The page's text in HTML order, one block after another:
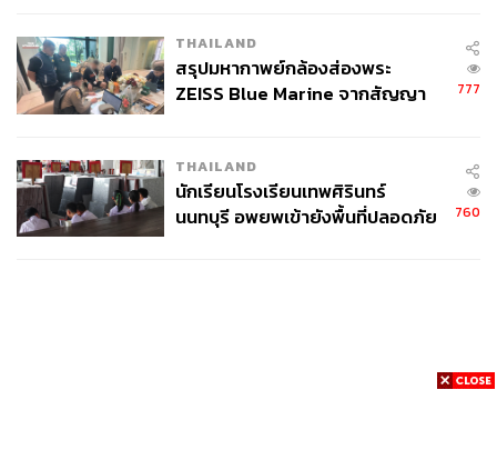
THAILAND
สรุปมหากาพย์กล้องส่องพระ
ZEISS Blue Marine จากสัญญา
จ่ายหนี้-แอบระบุแบรนด์
777
THAILAND
นักเรียนโรงเรียนเทพศิรินทร์
นนทบุรี อพยพเข้ายังพื้นที่ปลอดภัย
760